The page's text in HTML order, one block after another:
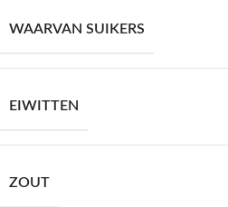
WAARVAN SUIKERS
EIWITTEN
ZOUT